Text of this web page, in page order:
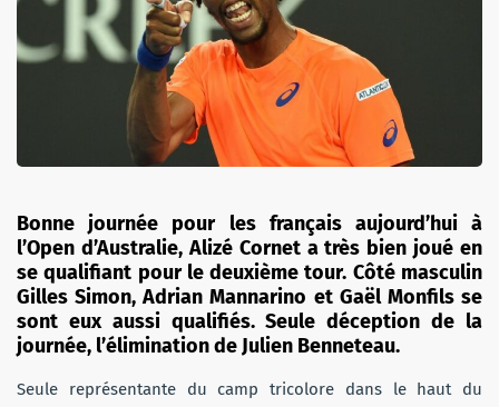
Bonne journée pour les français aujourd’hui à
l’Open d’Australie, Alizé Cornet a très bien joué en
se qualifiant pour le deuxième tour. Côté masculin
Gilles Simon, Adrian Mannarino et Gaël Monfils se
sont eux aussi qualifiés. Seule déception de la
journée, l’élimination de Julien Benneteau.
Seule représentante du camp tricolore dans le haut du